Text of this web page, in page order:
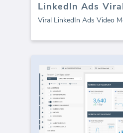
Viral LinkedIn Ads Video